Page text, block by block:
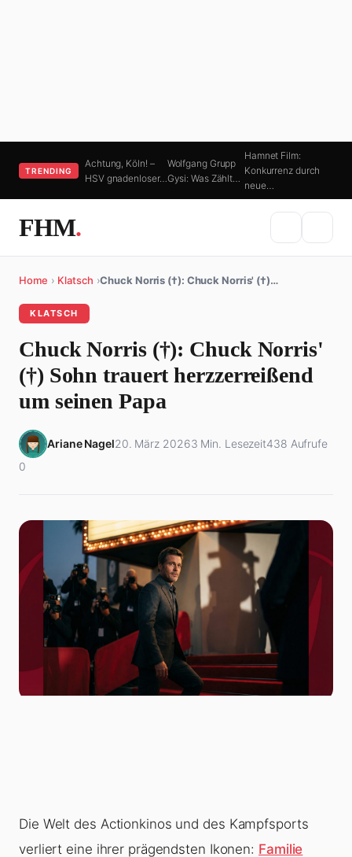
TRENDING
Achtung, Köln! –
HSV gnadenloser…
Wolfgang Grupp
Gysi: Was Zählt…
Hamnet Film:
Konkurrenz durch
neue…
FHM.
Home › Klatsch ›Chuck Norris (†): Chuck Norris' (†)…
KLATSCH
Chuck Norris (†): Chuck Norris'
(†) Sohn trauert herzzerreißend
um seinen Papa
Ariane Nagel20. März 20263 Min. Lesezeit438 Aufrufe
0
Die Welt des Actionkinos und des Kampfsports
verliert eine ihrer prägendsten Ikonen: Familie